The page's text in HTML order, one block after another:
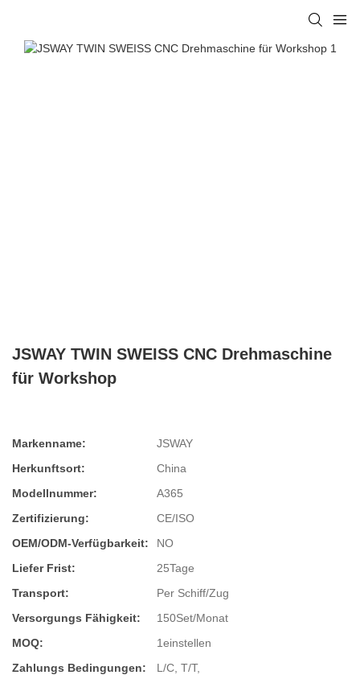
JSWAY TWIN SWEISS CNC Drehmaschine
für Workshop
Markenname:
JSWAY
Herkunftsort:
China
Modellnummer:
A365
Zertifizierung:
CE/ISO
OEM/ODM-Verfügbarkeit:
NO
Liefer Frist:
25Tage
Transport:
Per Schiff/Zug
Versorgungs Fähigkeit:
150Set/Monat
MOQ:
1einstellen
Zahlungs Bedingungen:
L/C, T/T,